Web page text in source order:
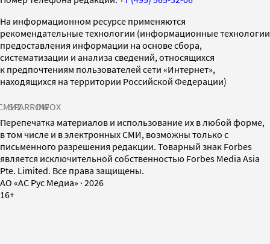
На информационном ресурсе применяются
рекомендательные технологии (информационные технологии
предоставления информации на основе сбора,
систематизации и анализа сведений, относящихся
к предпочтениям пользователей сети «Интернет»,
находящихся на территории Российской Федерации)
SPARROWINFOX
Перепечатка материалов и использование их в любой форме,
в том числе и в электронных СМИ, возможны только с
письменного разрешения редакции. Товарный знак Forbes
является исключительной собственностью Forbes Media Asia
Pte. Limited. Все права защищены.
AO «АС Рус Медиа» · 2026
16+